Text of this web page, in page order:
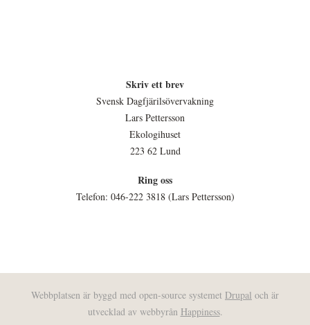
Skriv ett brev
Svensk Dagfjärilsövervakning
Lars Pettersson
Ekologihuset
223 62 Lund
Ring oss
Telefon: 046-222 3818 (Lars Pettersson)
Webbplatsen är byggd med open-source systemet Drupal och är
utvecklad av webbyrån Happiness.